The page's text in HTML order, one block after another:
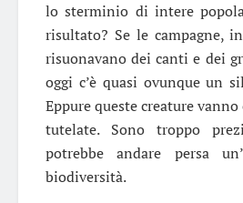
lo sterminio di intere
risultato? Se le campagne,
risuonavano dei canti e dei
oggi c’è quasi ovunque un
Eppure queste creature vanno
tutelate. Sono troppo
potrebbe andare persa
biodiversità.